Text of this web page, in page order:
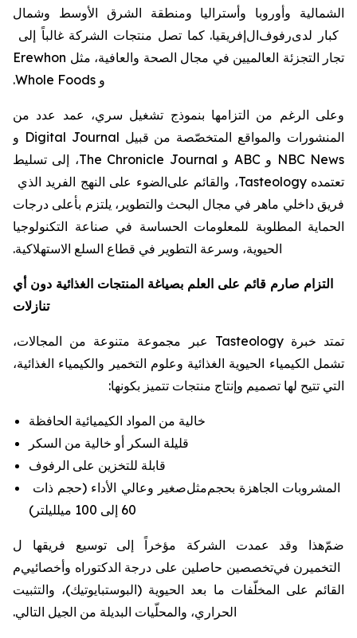
الشمالية وأوروبا وأستراليا ومنطقة الشرق الأوسط وشمال
إفريقيا. كما تصل منتجات الشركة غالباً إلىالرفوفلدى
كبار
تجار التجزئة العالميين في مجال الصحة والعافية، مثل Erewhon
و Whole Foods.
وعلى الرغم من التزامها بنموذج تشغيل سري، عمد عدد من
المنشورات والمواقع المتخصّصة من قبيل Digital Journal و
NBC News و ABC و The Chronicle Journal، إلى تسليط
الضوء على النهج الفريد الذيتعتمده Tasteology، والقائم على
فريق داخلي ماهر في مجال البحث والتطوير، يلتزم بأعلى درجات
الحماية المطلوبة للمعلومات الحساسة في صناعة التكنولوجيا
الحيوية، وسرعة التطوير في قطاع السلع الاستهلاكية.
التزام صارم قائم على العلم بصياغة المنتجات الغذائية دون أي
تنازلات
تمتد خبرة Tasteology عبر مجموعة متنوعة من المجالات،
تشمل الكيمياء الحيوية الغذائية وعلوم التخمير والكيمياء الغذائية،
التي تتيح لها تصميم وإنتاج منتجات تتميز بكونها:
خالية من المواد الكيميائية الحافظة
قليلة السكر أو خالية من السكر
قابلة للتخزين على الرفوف
ذات حجمصغير وعالي الأداء (مثلالمشروبات الجاهزة بحجم
60 إلى 100 ميلليلتر)
هذا وقد عمدت الشركة مؤخراً إلى توسيع فريقها لضمّ
متخصصين حاصلين على درجة الدكتوراه وأخصائيين في التخمير
القائم على المخلّفات ما بعد الحيوية (البوستبايوتيك)، والتثبيت
الحراري، والمحلّيات البديلة من الجيل التالي.